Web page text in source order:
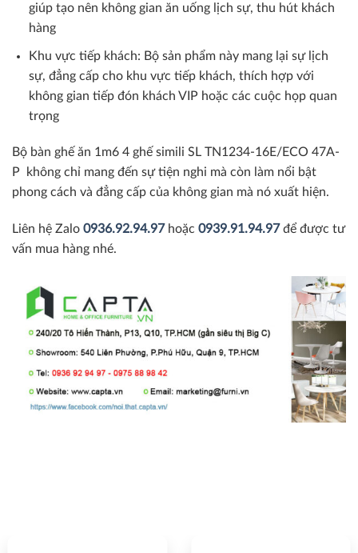
giúp tạo nên không gian ăn uống lịch sự, thu hút khách
hàng
Khu vực tiếp khách: Bộ sản phẩm này mang lại sự lịch
sự, đẳng cấp cho khu vực tiếp khách, thích hợp với
không gian tiếp đón khách VIP hoặc các cuộc họp quan
trọng
Bộ bàn ghế ăn 1m6 4 ghế simili SL TN1234-16E/ECO 47A-
P không chỉ mang đến sự tiện nghi mà còn làm nổi bật
phong cách và đẳng cấp của không gian mà nó xuất hiện.
Liên hệ Zalo 0936.92.94.97hoặc 0939.91.94.97 để được tư
vấn mua hàng nhé.